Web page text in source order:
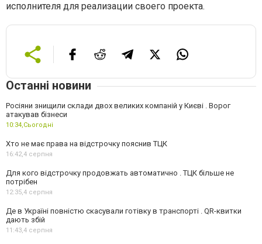
исполнителя для реализации своего проекта.
Останні новини
Росіяни знищили склади двох великих компаній у Києві . Ворог
атакував бізнеси
10:34,Сьогодні
Хто не має права на відстрочку пояснив ТЦК
16:42,4 серпня
Для кого відстрочку продовжать автоматично . ТЦК більше не
потрібен
12:35,4 серпня
Де в Україні повністю скасували готівку в транспорті . QR-квитки
дають збій
11:43,4 серпня